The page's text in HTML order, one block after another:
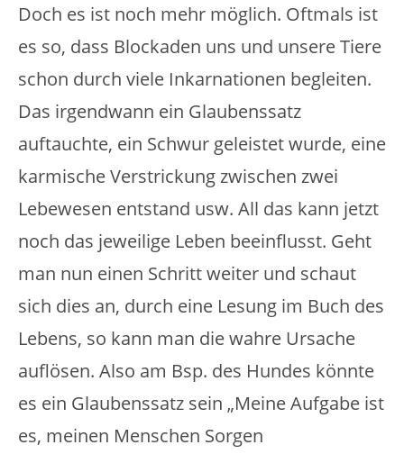
Doch es ist noch mehr möglich. Oftmals ist
es so, dass Blockaden uns und unsere Tiere
schon durch viele Inkarnationen begleiten.
Das irgendwann ein Glaubenssatz
auftauchte, ein Schwur geleistet wurde, eine
karmische Verstrickung zwischen zwei
Lebewesen entstand usw. All das kann jetzt
noch das jeweilige Leben beeinflusst. Geht
man nun einen Schritt weiter und schaut
sich dies an, durch eine Lesung im Buch des
Lebens, so kann man die wahre Ursache
auflösen. Also am Bsp. des Hundes könnte
es ein Glaubenssatz sein „Meine Aufgabe ist
es, meinen Menschen Sorgen